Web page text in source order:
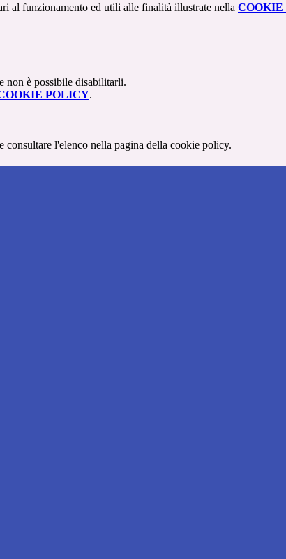
al funzionamento ed utili alle finalità illustrate nella
non è possibile disabilitarli.
POLICY.
consultare l'elenco nella pagina della cookie policy.